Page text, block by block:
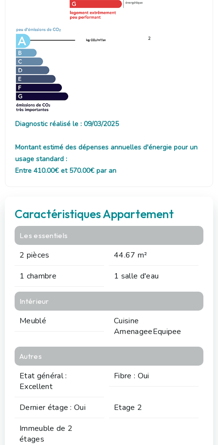
2
Diagnostic réalisé le : 09/03/2025
Montant estimé des dépenses annuelles d'énergie pour un
usage standard :
Entre 410.00€ et 570.00€ par an
Caractéristiques Appartement
Les essentiels
2 pièces
44.67 m²
1 chambre
1 salle d'eau
Intérieur
Meublé
Cuisine
AmenageeEquipee
Autres
Etat général :
Excellent
Fibre : Oui
Dernier étage : Oui
Etage 2
Immeuble de 2
étages